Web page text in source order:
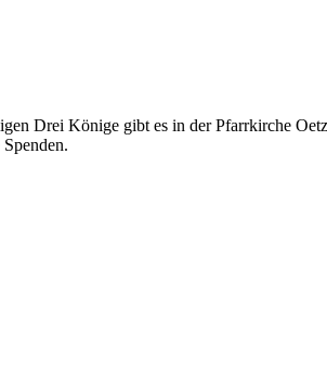
Drei Könige gibt es in der Pfarrkirche